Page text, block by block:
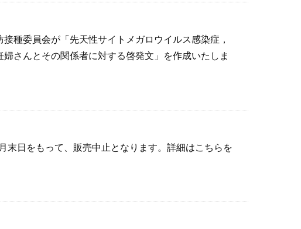
種委員会が「先天性サイトメガロウイルス感染症，
さんとその関係者に対する啓発文」を作成いたしま
末日をもって、販売中止となります。詳細はこちらを